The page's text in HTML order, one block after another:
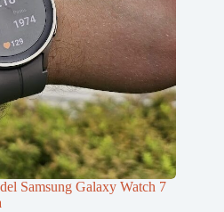
Samsung Galaxy Watch 7